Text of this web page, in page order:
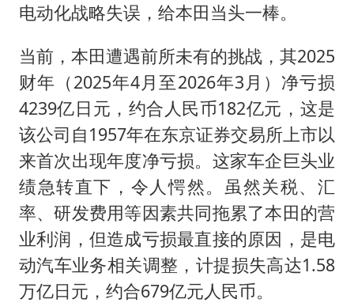
两名乘客在飞机上因调节座椅起冲突
山东潍坊发布大风黄色预警
夯实基础开新局
电动化战略失误，给本田当头一棒。
当前，本田遭遇前所未有的挑战，其2025
财年（2025年4月至2026年3月）净亏损
4239亿日元，约合人民币182亿元，这是
该公司自1957年在东京证券交易所上市以
来首次出现年度净亏损。这家车企巨头业
绩急转直下，令人愕然。虽然关税、汇
率、研发费用等因素共同拖累了本田的营
业利润，但造成亏损最直接的原因，是电
动汽车业务相关调整，计提损失高达1.58
万亿日元，约合679亿元人民币。